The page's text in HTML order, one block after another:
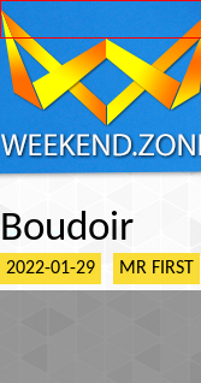
Boudoir
2022-01-29 MR FIRST